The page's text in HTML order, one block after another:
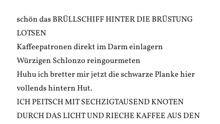
schön das BRÜLLSCHIFF HINTER DIE BRÜSTUNG
LOTSEN
Kaffeepatronen direkt im Darm einlagern
Würzigen Schlonzo reingourmeten
Huhu ich bretter mir jetzt die schwarze Planke hier
vollends hintern Hut.
ICH PEITSCH MIT SECHZIGTAUSEND KNOTEN
DURCH DAS LICHT UND RIECHE KAFFEE AUS DEN